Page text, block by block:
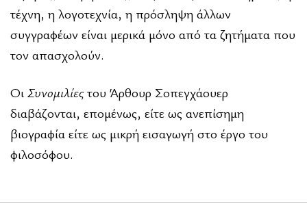
τέχνη, η λογοτεχνία, η πρόσληψη άλλων
συγγραφέων είναι μερικά μόνο από τα ζητήματα που
τον απασχολούν.
ΟιΣυνομιλίεςτου Άρθουρ Σοπεγχάουερ
διαβάζονται, επομένως, είτε ως ανεπίσημη
βιογραφία είτε ως μικρή εισαγωγή στο έργο του
φιλοσόφου.